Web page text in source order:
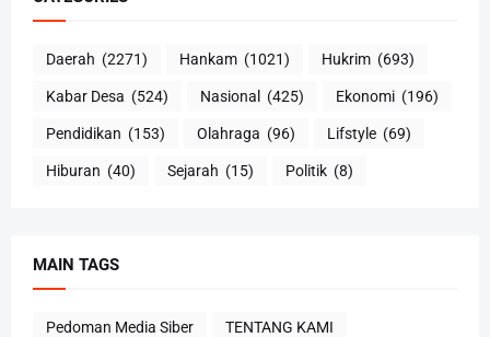
Daerah (2271) Hankam (1021) Hukrim (693)
Kabar Desa (524) Nasional (425) Ekonomi (196)
Pendidikan (153) Olahraga (96) Lifstyle (69)
Hiburan (40) Sejarah (15) Politik (8)
MAIN TAGS
Pedoman Media Siber TENTANG KAMI